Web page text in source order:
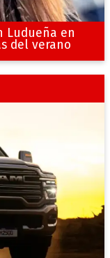
Ludueña en
del verano